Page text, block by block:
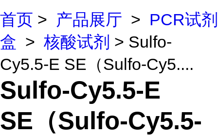
首页 > 产品展厅 > PCR试剂
盒 > 核酸试剂 > Sulfo-
Cy5.5-E SE（Sulfo-Cy5....
Sulfo-Cy5.5-E
SE（Sulfo-Cy5.5-